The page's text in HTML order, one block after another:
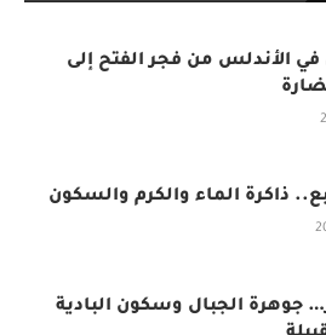
في الأندلس من فجر الفتح إلى
ذاكرة الماء والكرم والسكون
جوهرة الجبال وسكون البادية